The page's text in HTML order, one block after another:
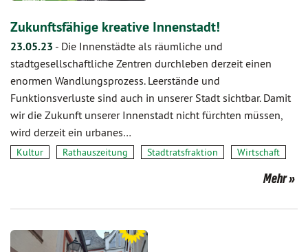
Zukunftsfähige kreative Innenstadt!
23.05.23 - Die Innenstädte als räumliche und
stadtgesellschaftliche Zentren durchleben derzeit einen
enormen Wandlungsprozess. Leerstände und
Funktionsverluste sind auch in unserer Stadt sichtbar. Damit
wir die Zukunft unserer Innenstadt nicht fürchten müssen,
wird derzeit ein urbanes…
Kultur Rathauszeitung Stadtratsfraktion Wirtschaft
Mehr